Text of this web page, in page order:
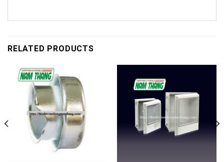
RELATED PRODUCTS